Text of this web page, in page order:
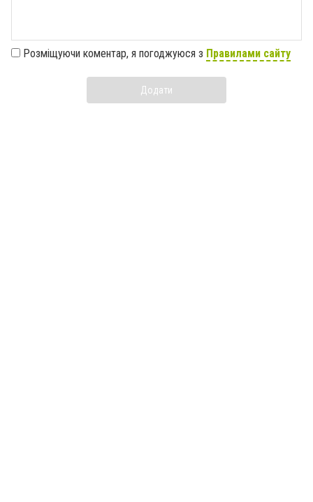
Розміщуючи коментар, я погоджуюся з Правилами сайту
Додати